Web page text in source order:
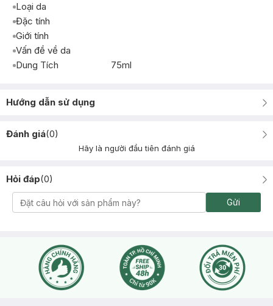
Loại da
Đặc tính
Giới tính
Vấn đề về da
Dung Tích
75ml
Hướng dẫn sử dụng
Đánh giá(0)
Hãy là người đầu tiên đánh giá
Hỏi đáp(0)
Gửi